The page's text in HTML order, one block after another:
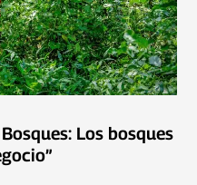
Los bosques